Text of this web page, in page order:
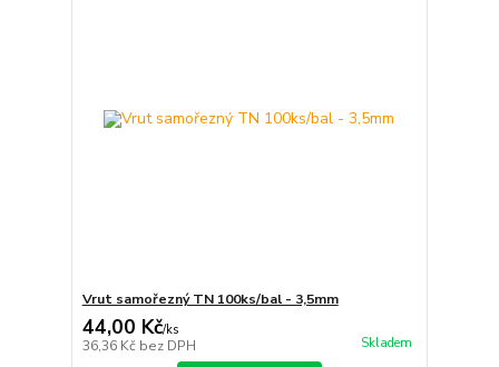
Vrut samořezný TN 100ks/bal - 3,5mm
44,00 Kč/ks
36,36 Kč bez DPH Skladem